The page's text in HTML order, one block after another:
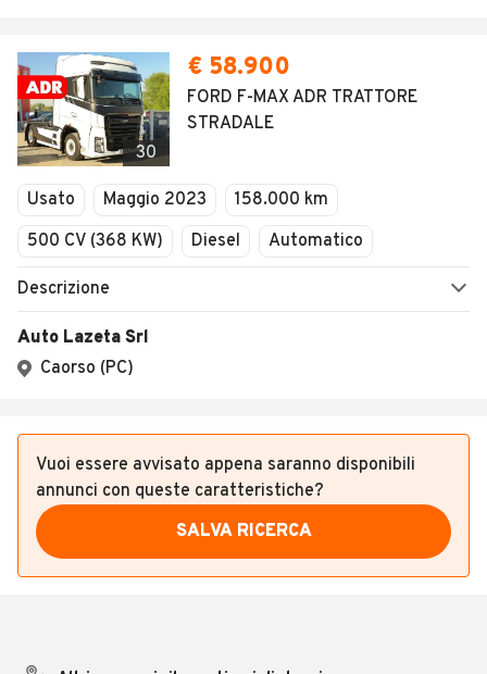
30
€ 58.900
FORD F-MAX ADR TRATTORE
STRADALE
Usato Maggio 2023
158.000 km
500 CV (368 KW)
Diesel Automatico
Descrizione
Auto Lazeta Srl
Caorso (PC)
Vuoi essere avvisato appena saranno disponibili
annunci con queste caratteristiche?
SALVA RICERCA